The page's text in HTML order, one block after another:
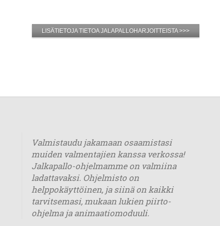
LISÄTIETOJA TIETOA JALAPALLOHARJOITTEISTA >>>
Valmistaudu jakamaan osaamistasi
muiden valmentajien kanssa verkossa!
Jalkapallo-ohjelmamme on valmiina
ladattavaksi. Ohjelmisto on
helppokäyttöinen, ja siinä on kaikki
tarvitsemasi, mukaan lukien piirto-
ohjelma ja animaatiomoduuli.